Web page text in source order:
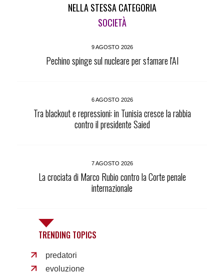
NELLA STESSA CATEGORIA
SOCIETÀ
9 AGOSTO 2026
Pechino spinge sul nucleare per sfamare l'AI
6 AGOSTO 2026
Tra blackout e repressioni: in Tunisia cresce la rabbia
contro il presidente Saied
7 AGOSTO 2026
La crociata di Marco Rubio contro la Corte penale
internazionale
TRENDING TOPICS
predatori
evoluzione